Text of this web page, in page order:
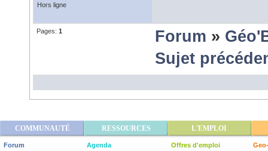
Hors ligne
Pages: 1 Forum »
Sujet
COMMUNAUTÉ RESSOURCES L'EMPLOI
Forum
Agenda
Offres d'emploi